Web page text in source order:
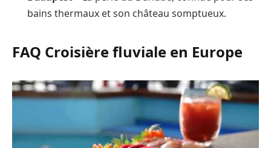
bains thermaux et son château somptueux.
FAQ Croisière fluviale en Europe